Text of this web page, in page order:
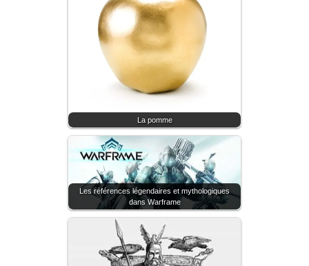
La pomme
Les références légendaires et mythologiques
dans Warframe